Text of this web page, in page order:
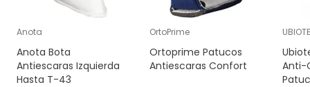
Anota
Anota Bota
Antiescaras Izquierda
Hasta T-43
OrtoPrime
Ortoprime Patucos
Antiescaras Confort
Anti-